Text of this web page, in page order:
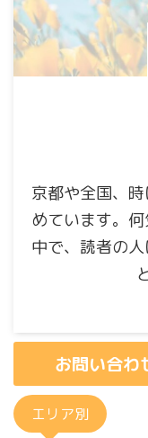
京都や全国、
めています。
中で、読者の
お問い合わ
エリア別